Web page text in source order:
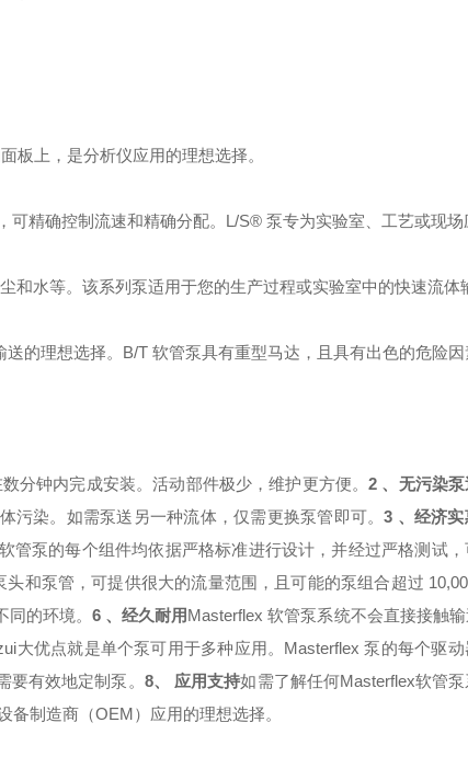
板上，是分析仪应用的理想选择。
可精确控制流速和精确分配。L/S® 泵专为实验室、工艺或现场
水等。该系列泵适用于您的生产过程或实验室中的快速流体
的理想选择。B/T 软管泵具有重型马达，且具有出色的危险因
分钟内完成安装。活动部件极少，维护更方便。2 、无污染泵
污染。如需泵送另一种流体，仅需更换泵管即可。3 、经济实
管泵的每个组件均依据严格标准进行设计，并经过严格测试
和泵管，可提供很大的流量范围，且可能的泵组合超过
同的环境。6 、经久耐用Masterflex 软管泵系统不会直接接触
大优点就是单个泵可用于多种应用。Masterflex 泵的每个驱
有效地定制泵。 8、 应用支持如需了解任何Masterflex软管
备制造商（OEM）应用的理想选择。